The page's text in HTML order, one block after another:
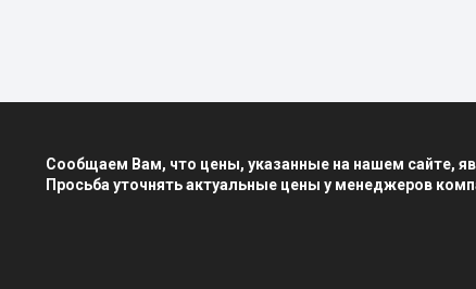
Сообщаем Вам, что цены, указанные на нашем сайте,
Просьба уточнять актуальные цены у менеджеров